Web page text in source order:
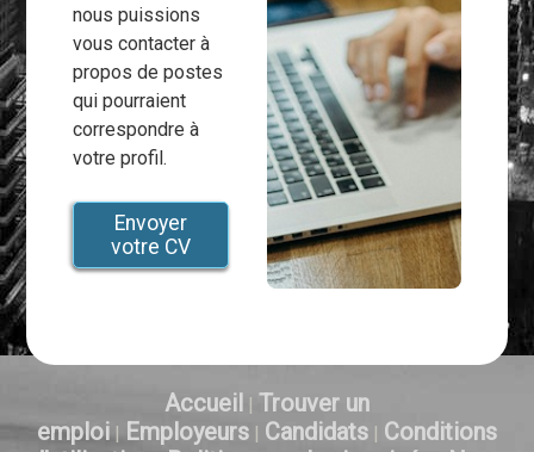
nous puissions
vous contacter à
propos de postes
qui pourraient
correspondre à
votre profil.
Envoyer
votre CV
Accueil | Trouver un
emploi| Employeurs | Candidats | Conditions